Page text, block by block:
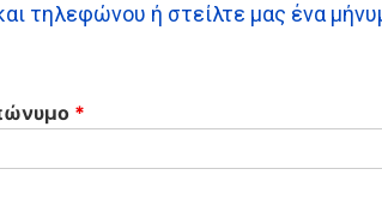
τηλεφώνου ή στείλτε μας ένα
*